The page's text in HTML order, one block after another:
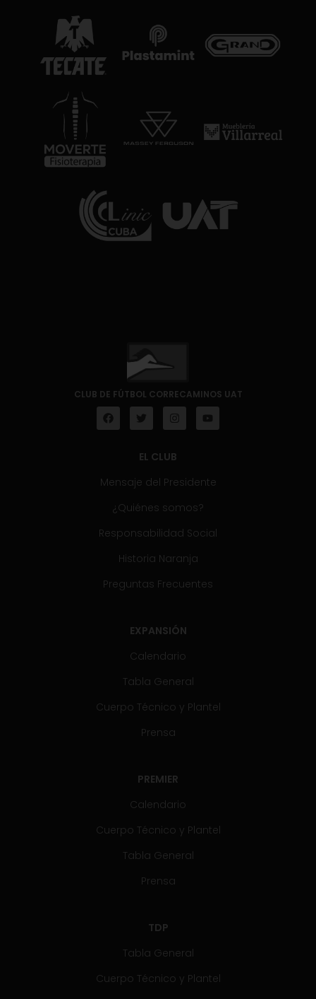
CLUB DE FÚTBOL CORRECAMINOS UAT
EL CLUB
Mensaje del Presidente
¿Quiénes somos?
Responsabilidad Social
Historia Naranja
Preguntas Frecuentes
EXPANSIÓN
Calendario
Tabla General
Cuerpo Técnico y Plantel
Prensa
PREMIER
Calendario
Cuerpo Técnico y Plantel
Tabla General
Prensa
TDP
Tabla General
Cuerpo Técnico y Plantel